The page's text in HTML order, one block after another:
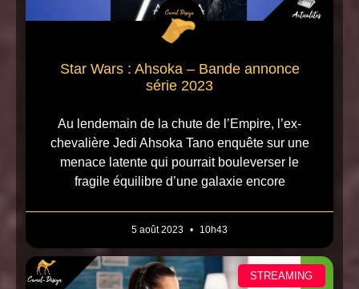
Star Wars : Ahsoka – Bande annonce
série 2023
Au lendemain de la chute de l’Empire, l’ex-
chevalière Jedi Ahsoka Tano enquête sur une
menace latente qui pourrait bouleverser le
fragile équilibre d’une galaxie encore
5 août 2023 10h43
STREAMING